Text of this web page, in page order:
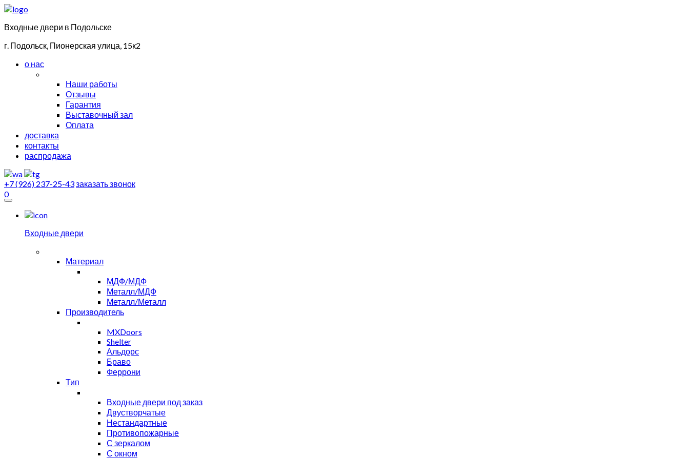
Входные двери в Подольске
г. Подольск, Пионерская улица, 15к2
о нас
Наши работы
Отзывы
Гарантия
Выставочный зал
Оплата
доставка
контакты
распродажа
+7 (926) 237-25-43заказать звонок
0
Входные двери
Материал
МДФ/МДФ
Металл/МДФ
Металл/Металл
Производитель
MXDoors
Shelter
Альдорс
Браво
Феррони
Тип
Входные двери под заказ
Двустворчатые
Нестандартные
Противопожарные
С зеркалом
С окном